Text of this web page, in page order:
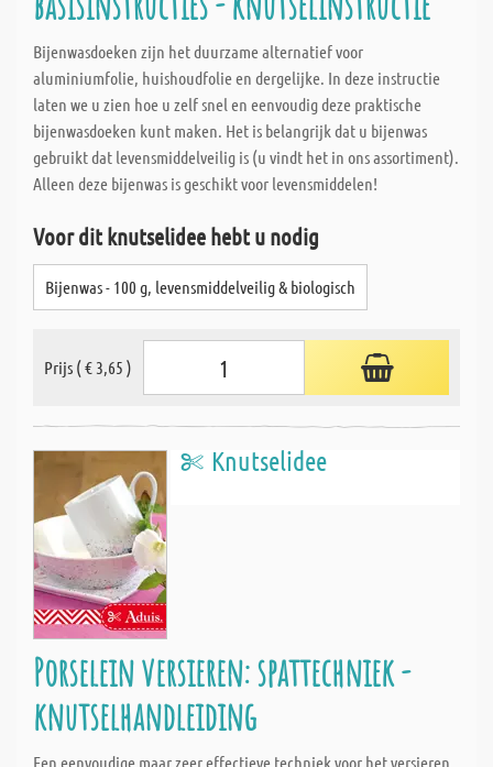
Bijenwasdoeken zijn het duurzame alternatief voor
aluminiumfolie, huishoudfolie en dergelijke. In deze instructie
laten we u zien hoe u zelf snel en eenvoudig deze praktische
bijenwasdoeken kunt maken. Het is belangrijk dat u bijenwas
gebruikt dat levensmiddelveilig is (u vindt het in ons assortiment).
Alleen deze bijenwas is geschikt voor levensmiddelen!
Voor dit knutselidee hebt u nodig
Bijenwas - 100 g, levensmiddelveilig & biologisch
Prijs ( € 3,65 )
Knutselidee
Porselein versieren: spattechniek -
knutselhandleiding
Een eenvoudige maar zeer effectieve techniek voor het versieren